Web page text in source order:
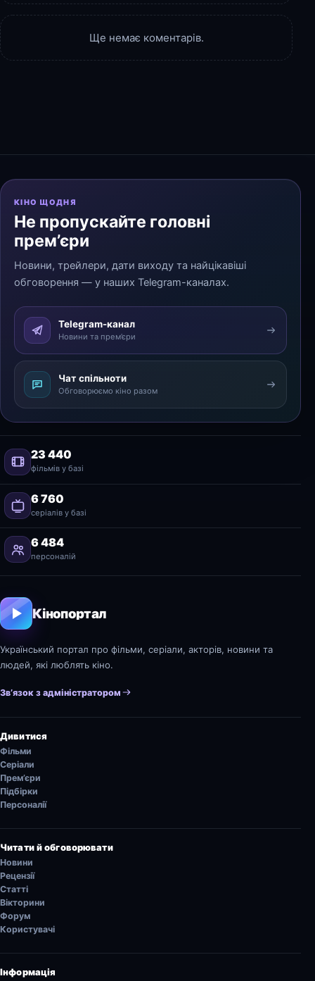
Ще немає коментарів.
КІНО ЩОДНЯ
Не пропускайте головні
прем’єри
Новини, трейлери, дати виходу та найцікавіші
обговорення — у наших Telegram-каналах.
Telegram-канал
Новини та прем’єри
Чат спільноти
Обговорюємо кіно разом
23 440
фільмів у базі
6 760
серіалів у базі
6 484
персоналій
Кінопортал
Український портал про фільми, серіали, акторів, новини та
людей, які люблять кіно.
Зв’язок з адміністратором
Дивитися
Фільми
Серіали
Прем’єри
Підбірки
Персоналії
Читати й обговорювати
Новини
Рецензії
Статті
Вікторини
Форум
Користувачі
Інформація